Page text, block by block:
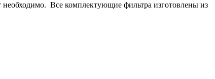
Все комплектующие фильтра изготовлены из